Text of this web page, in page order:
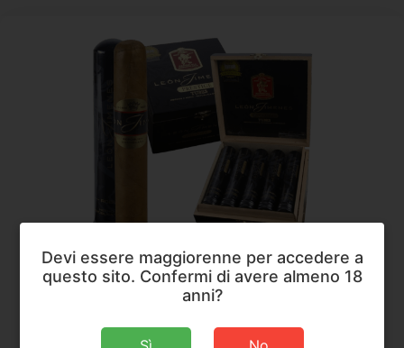
La Aurora,Sigari
La Aurora Leon Jimenes Prestige Robusto
Dimensioni
124 × 19,8 mm
Devi essere maggiorenne per accedere a
questo sito. Confermi di avere almeno 18
anni?